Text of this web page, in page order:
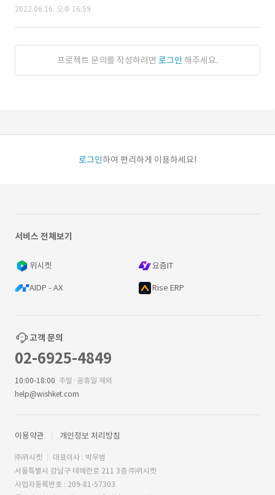
2022.06.16. 오후 16:59
프로젝트 문의를 작성하려면 로그인 해주세요.
로그인하여 편리하게 이용하세요!
서비스 전체보기
위시켓 요즘IT
AIDP - AX Rise ERP
고객 문의
02-6925-4849
10:00-18:00 주말·공휴일 제외
help@wishket.com
이용약관 개인정보 처리방침
㈜위시켓
대표이사 : 박우범
서울특별시 강남구 테헤란로 211 3층 ㈜위시켓
사업자등록번호 : 209-81-57303